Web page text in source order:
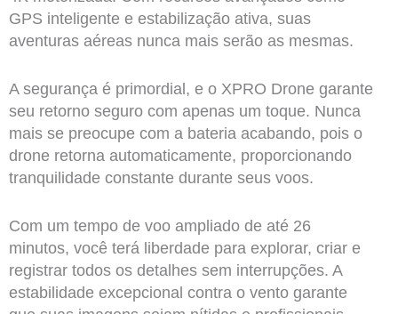
GPS inteligente e estabilização ativa, suas
aventuras aéreas nunca mais serão as mesmas.
A segurança é primordial, e o XPRO Drone garante
seu retorno seguro com apenas um toque. Nunca
mais se preocupe com a bateria acabando, pois o
drone retorna automaticamente, proporcionando
tranquilidade constante durante seus voos.
Com um tempo de voo ampliado de até 26
minutos, você terá liberdade para explorar, criar e
registrar todos os detalhes sem interrupções. A
estabilidade excepcional contra o vento garante